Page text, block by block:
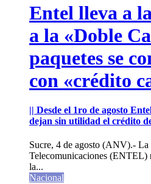
Entel lleva a
a la «Doble
paquetes se
con «crédito
|| Desde el 1ro de agosto
dejan sin utilidad el crédito
Sucre, 4 de agosto (ANV).- La
Telecomunicaciones (ENTEL)
la...
Nacional